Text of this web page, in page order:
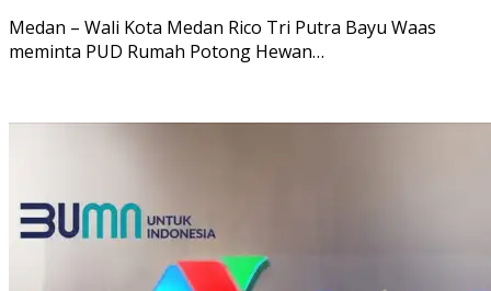
Medan – Wali Kota Medan Rico Tri Putra Bayu Waas
meminta PUD Rumah Potong Hewan…